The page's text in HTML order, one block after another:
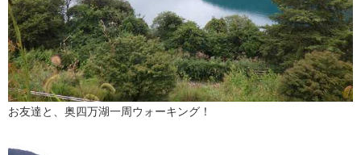
お友達と、奥四万湖一周ウォーキング！